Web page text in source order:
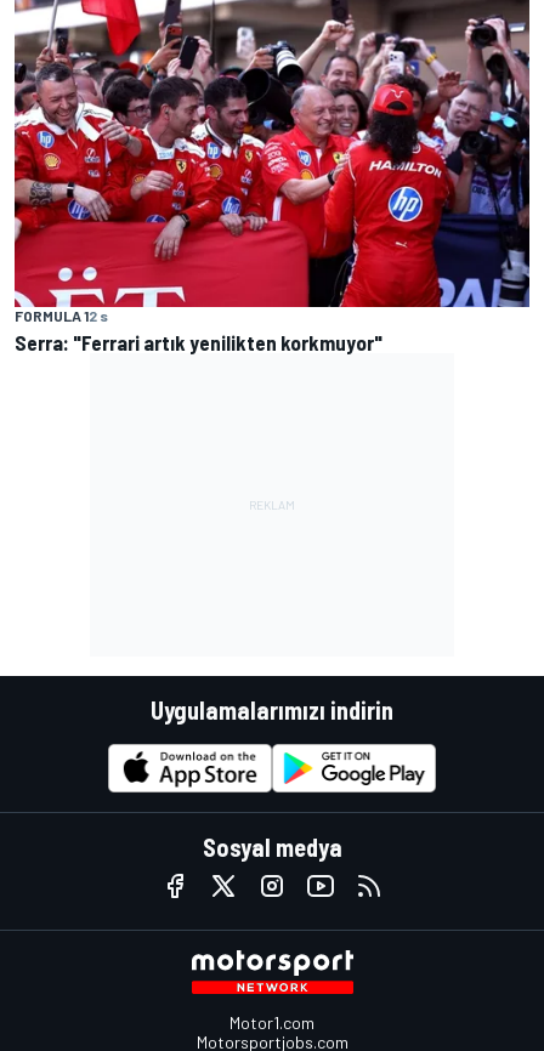
FORMULA 12 s
Serra: "Ferrari artık yenilikten korkmuyor"
Uygulamalarımızı indirin
Sosyal medya
Motor1.com
Motorsportjobs.com